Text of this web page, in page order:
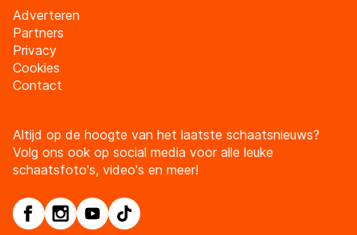
Adverteren
Partners
Privacy
Cookies
Contact
Altijd op de hoogte van het laatste schaatsnieuws?
Volg ons ook op social media voor alle leuke
schaatsfoto's, video's en meer!